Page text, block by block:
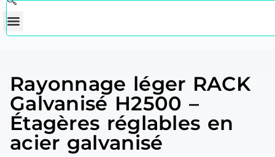
Rayonnage léger RACK
Galvanisé H2500 –
Étagères réglables en
acier galvanisé